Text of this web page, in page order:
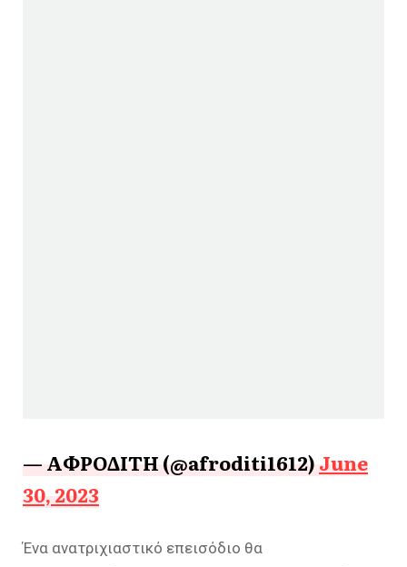
— ΑΦΡΟΔΙΤΗ (@afroditi1612)June
30, 2023
Ένα ανατριχιαστικό επεισόδιο θα